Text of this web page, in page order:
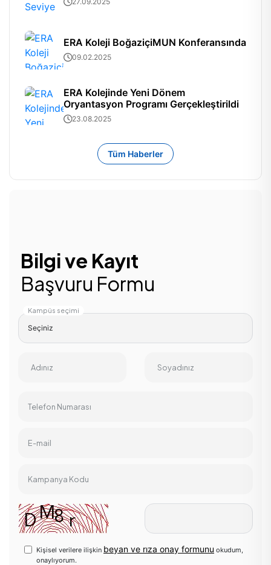
ERA Koleji BoğaziçiMUN Konferansında
09.02.2025
ERA Kolejinde Yeni Dönem
Oryantasyon Programı Gerçekleştirildi
23.08.2025
Tüm Haberler
Bilgi ve Kayıt
Başvuru Formu
Kampüs seçimi
Adınız Soyadınız
Telefon Numarası
E-mail
Kampanya Kodu
Kişisel verilere ilişkin beyan ve rıza onay formunu okudum,
onaylıyorum.